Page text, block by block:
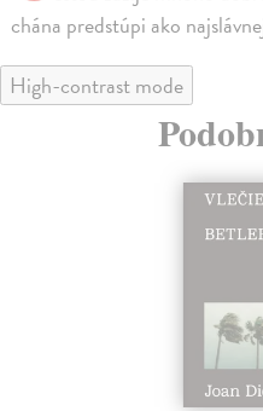
chána predstúpi ako
High-contrast mode